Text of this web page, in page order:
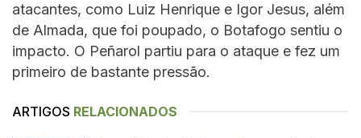
atacantes, como Luiz Henrique e Igor Jesus, além
de Almada, que foi poupado, o Botafogo sentiu o
impacto. O Peñarol partiu para o ataque e fez um
primeiro de bastante pressão.
ARTIGOS RELACIONADOS